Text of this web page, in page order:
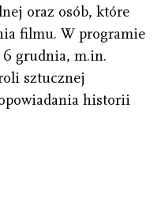
oraz osób, które
filmu. W programie
grudnia, m.in.
sztucznej
historii